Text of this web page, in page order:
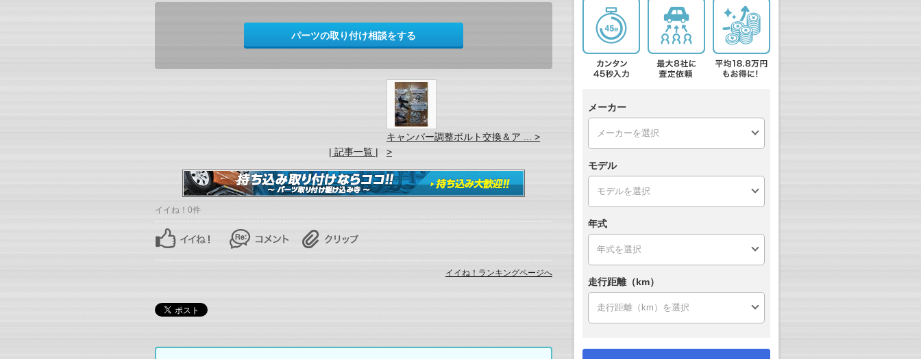
パーツの取り付け相談をする
| 記事一覧 |
キャンバー調整ボルト交換＆ア ... >
>
イイね！0件
イイね！ランキングページへ
メーカー
モデル
年式
走行距離（km）